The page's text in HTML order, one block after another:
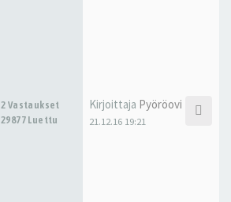
2 Vastaukset
29877 Luettu
Kirjoittaja Pyöröovi
21.12.16 19:21